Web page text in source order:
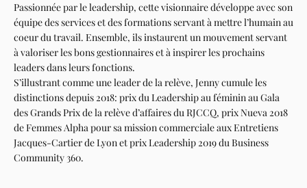
Passionnée par le leadership, cette visionnaire développe avec son
équipe des services et des formations servant à mettre l’humain au
coeur du travail. Ensemble, ils instaurent un mouvement servant
à valoriser les bons gestionnaires et à inspirer les prochains
leaders dans leurs fonctions.
S’illustrant comme une leader de la relève, Jenny cumule les
distinctions depuis 2018: prix du Leadership au féminin au Gala
des Grands Prix de la relève d’affaires du RJCCQ, prix Nueva 2018
de Femmes Alpha pour sa mission commerciale aux Entretiens
Jacques-Cartier de Lyon et prix Leadership 2019 du Business
Community 360.